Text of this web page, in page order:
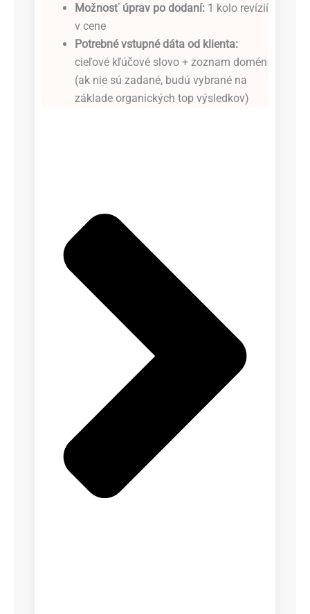
Možnosť úprav po dodaní: 1 kolo revízií
v cene
Potrebné vstupné dáta od klienta:
cieľové kľúčové slovo + zoznam domén
(ak nie sú zadané, budú vybrané na
základe organických top výsledkov)